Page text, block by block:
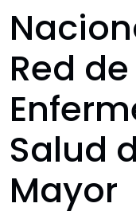
Red de
Salud
Mayor